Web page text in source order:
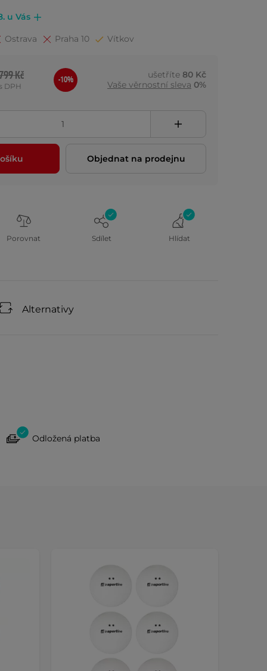
u Vás
Ostrava Praha 10 Vítkov
Kč
s DPH
-10% ušetříte 80 Kč
Vaše věrnostní sleva 0%
Objednat na prodejnu
Porovnat Sdílet Hlídat
Alternativy
Odložená platba